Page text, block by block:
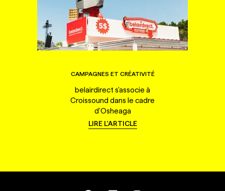
CAMPAGNES ET CRÉATIVITÉ
belairdirect s'associe à
Croissound dans le cadre
d'Osheaga
LIRE L'ARTICLE